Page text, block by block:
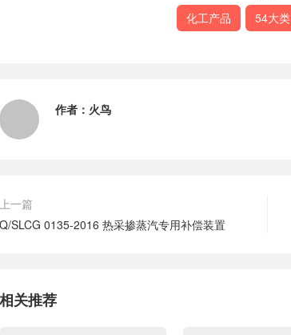
化工产品
54大类
作者： 火鸟
上一篇
Q/SLCG 0135-2016 热采掺蒸汽专用补偿装置
相关推荐